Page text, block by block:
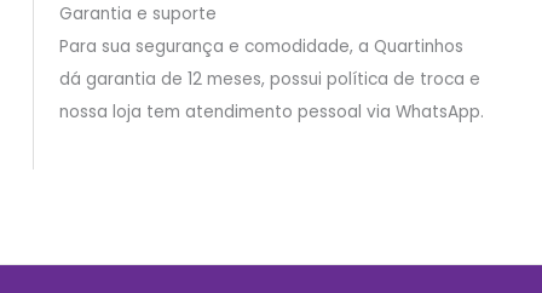
Garantia e suporte
Para sua segurança e comodidade, a Quartinhos
dá garantia de 12 meses, possui política de troca e
nossa loja tem atendimento pessoal via WhatsApp.